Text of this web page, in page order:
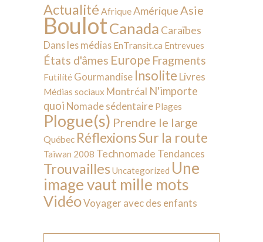
Actualité AfriqueAmérique Asie
BoulotCanada Caraïbes
Dans les médias EnTransit.ca Entrevues
États d'âmes Europe Fragments
Futilité Gourmandise Insolite Livres
Médias sociaux Montréal N'importe
quoi Nomade sédentaire Plages
Plogue(s) Prendre le large
Québec RéflexionsSur la route
Taïwan 2008 Technomade Tendances
Trouvailles Uncategorized Une
image vaut mille mots
VidéoVoyager avec des enfants